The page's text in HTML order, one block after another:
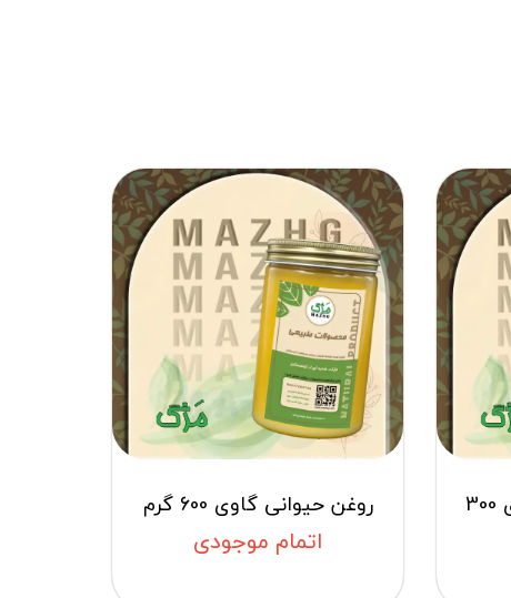
روغن حیوانی گوسفندی 300
روغن حیوانی گاوی 600 گرم
اتمام موجودی